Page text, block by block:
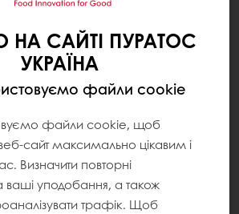
НА САЙТІ ПУРАТОС
УКРАЇНА
файли cookie
файли cookie, щоб
сайт максимально цікавим і
Визначити повторні
ваші уподобання, а також
трафік. Щоб